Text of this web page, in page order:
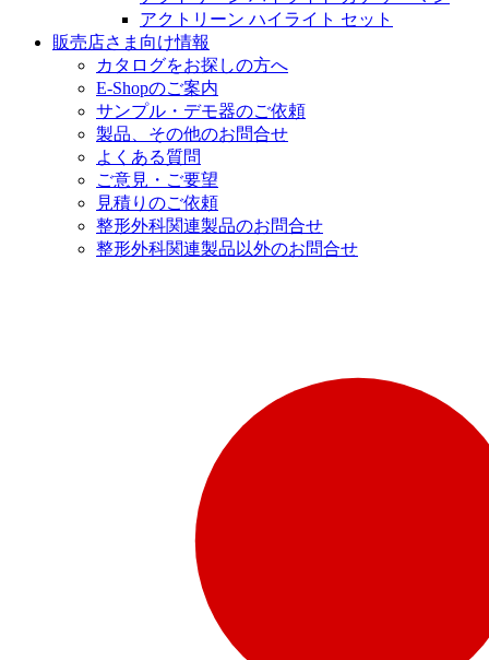
アクトリーン ハイライト セット
販売店さま向け情報
カタログをお探しの方へ
E-Shopのご案内
サンプル・デモ器のご依頼
製品、その他のお問合せ
よくある質問
ご意見・ご要望
見積りのご依頼
整形外科関連製品のお問合せ
整形外科関連製品以外のお問合せ